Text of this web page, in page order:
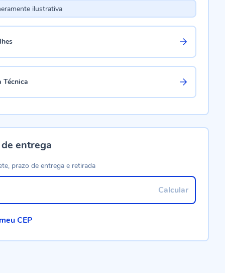
ilustrativa
Técnica
entrega
prazo de entrega e retirada
Calcular
CEP